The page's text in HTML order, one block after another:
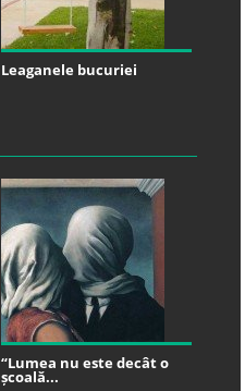
Leaganele bucuriei
“Lumea nu este decât o
școală...